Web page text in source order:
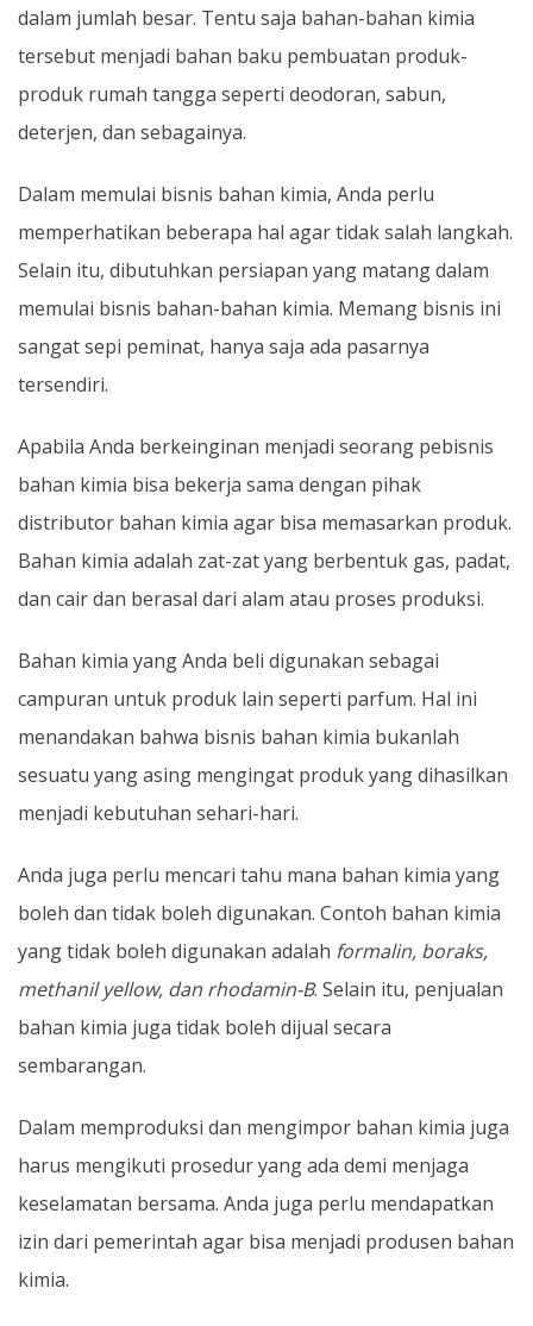
dalam jumlah besar. Tentu saja bahan-bahan kimia
tersebut menjadi bahan baku pembuatan produk-
produk rumah tangga seperti deodoran, sabun,
deterjen, dan sebagainya.
Dalam memulai bisnis bahan kimia, Anda perlu
memperhatikan beberapa hal agar tidak salah langkah.
Selain itu, dibutuhkan persiapan yang matang dalam
memulai bisnis bahan-bahan kimia. Memang bisnis ini
sangat sepi peminat, hanya saja ada pasarnya
tersendiri.
Apabila Anda berkeinginan menjadi seorang pebisnis
bahan kimia bisa bekerja sama dengan pihak
distributor bahan kimia agar bisa memasarkan produk.
Bahan kimia adalah zat-zat yang berbentuk gas, padat,
dan cair dan berasal dari alam atau proses produksi.
Bahan kimia yang Anda beli digunakan sebagai
campuran untuk produk lain seperti parfum. Hal ini
menandakan bahwa bisnis bahan kimia bukanlah
sesuatu yang asing mengingat produk yang dihasilkan
menjadi kebutuhan sehari-hari.
Anda juga perlu mencari tahu mana bahan kimia yang
boleh dan tidak boleh digunakan. Contoh bahan kimia
yang tidak boleh digunakan adalah formalin, boraks,
methanil yellow, dan rhodamin-B. Selain itu, penjualan
bahan kimia juga tidak boleh dijual secara
sembarangan.
Dalam memproduksi dan mengimpor bahan kimia juga
harus mengikuti prosedur yang ada demi menjaga
keselamatan bersama. Anda juga perlu mendapatkan
izin dari pemerintah agar bisa menjadi produsen bahan
kimia.